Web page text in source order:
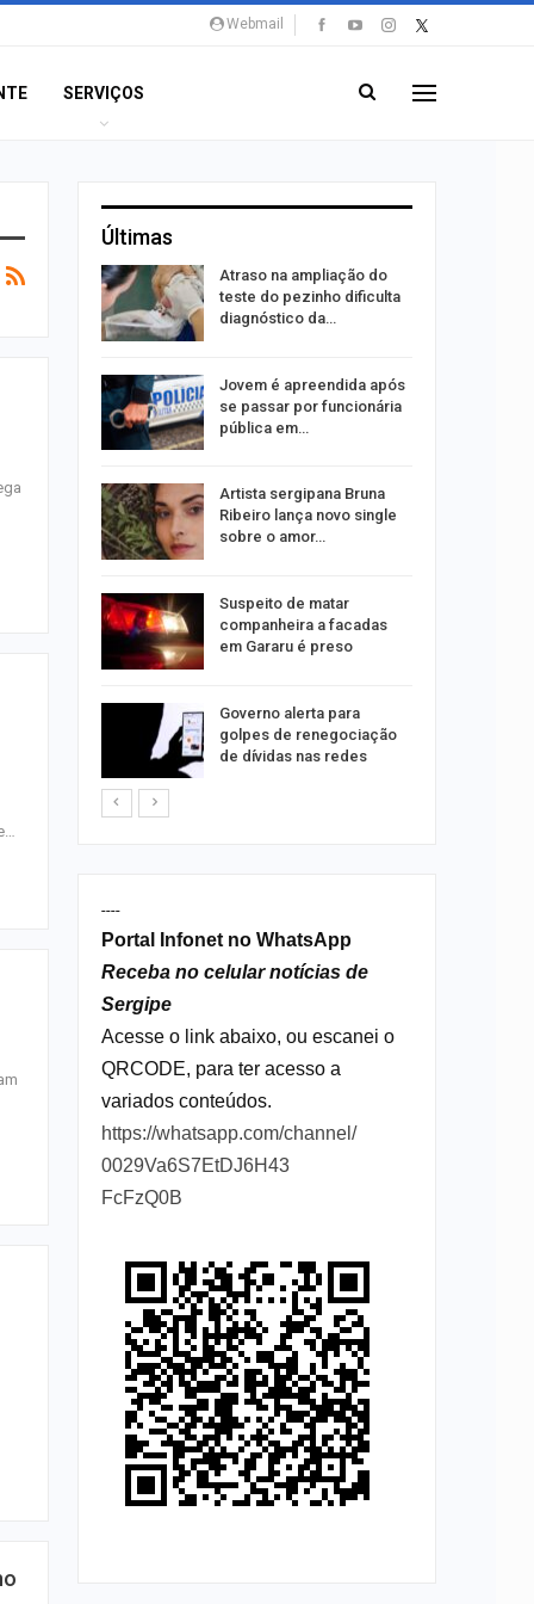
Webmail
SERVIÇOS
Últimas
Atraso na ampliação do
teste do pezinho dificulta
diagnóstico da…
Jovem é apreendida após
se passar por funcionária
pública em…
Artista sergipana Bruna
Ribeiro lança novo single
sobre o amor…
Suspeito de matar
companheira a facadas
em Gararu é preso
Governo alerta para
golpes de renegociação
de dívidas nas redes
----
Portal Infonet no WhatsApp
Receba no celular notícias de
Sergipe
Acesse o link abaixo, ou escanei o
QRCODE, para ter acesso a
variados conteúdos.
https://whatsapp.com/channel/
0029Va6S7EtDJ6H43
FcFzQ0B